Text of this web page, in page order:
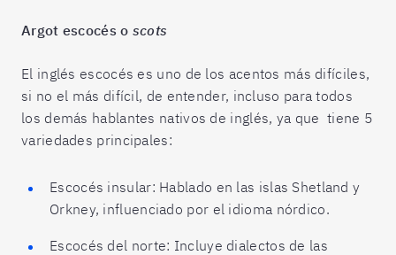
Argot escocés o scots
El inglés escocés es uno de los acentos más difíciles,
si no el más difícil, de entender, incluso para todos
los demás hablantes nativos de inglés, ya que tiene 5
variedades principales:
Escocés insular: Hablado en las islas Shetland y
Orkney, influenciado por el idioma nórdico.
Escocés del norte: Incluye dialectos de las